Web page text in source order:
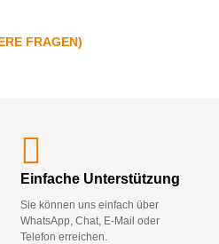
FRAGEN)
Einfache Unterstützung
Sie können uns einfach über
WhatsApp, Chat, E-Mail oder
Telefon erreichen.